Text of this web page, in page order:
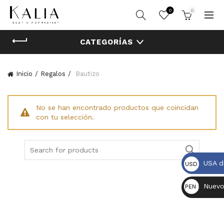
0 0
CATEGORÍAS
Inicio Regalos Bautizo
No se han encontrado productos que coincidan
con tu selección.
USD $USA
PEN S/.